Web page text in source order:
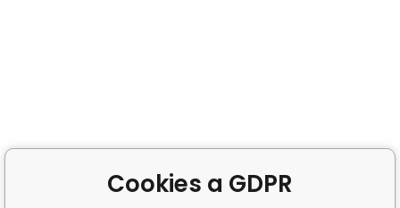
Cookies a GDPR